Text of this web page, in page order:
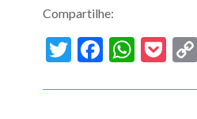
Compartilhe:
Twitter